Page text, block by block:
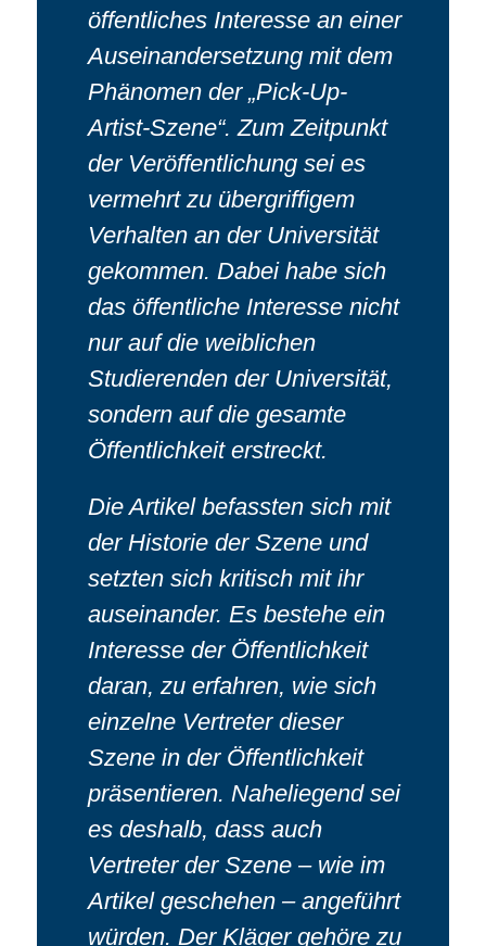
öffentliches Interesse an einer
Auseinandersetzung mit dem
Phänomen der „Pick-Up-
Artist-Szene“. Zum Zeitpunkt
der Veröffentlichung sei es
vermehrt zu übergriffigem
Verhalten an der Universität
gekommen. Dabei habe sich
das öffentliche Interesse nicht
nur auf die weiblichen
Studierenden der Universität,
sondern auf die gesamte
Öffentlichkeit erstreckt.
Die Artikel befassten sich mit
der Historie der Szene und
setzten sich kritisch mit ihr
auseinander. Es bestehe ein
Interesse der Öffentlichkeit
daran, zu erfahren, wie sich
einzelne Vertreter dieser
Szene in der Öffentlichkeit
präsentieren. Naheliegend sei
es deshalb, dass auch
Vertreter der Szene – wie im
Artikel geschehen – angeführt
würden. Der Kläger gehöre zu